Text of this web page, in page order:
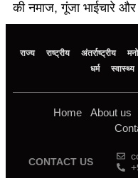
की नमाज, गूंजा भाईचारे
राज्य राष्ट्रीय अंतर्राष्ट्रीय
धर्म
स्वास्थ्य
Home About us
CONTACT US